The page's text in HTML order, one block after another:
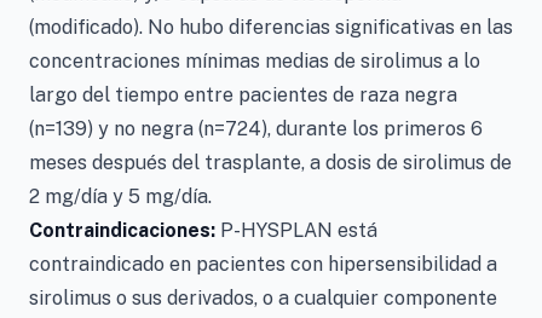
(modificado). No hubo diferencias significativas en las
concentraciones mínimas medias de sirolimus a lo
largo del tiempo entre pacientes de raza negra
(n=139) y no negra (n=724), durante los primeros 6
meses después del trasplante, a dosis de sirolimus de
2 mg/día y 5 mg/día.
Contraindicaciones: P-HYSPLAN está
contraindicado en pacientes con hipersensibilidad a
sirolimus o sus derivados, o a cualquier componente